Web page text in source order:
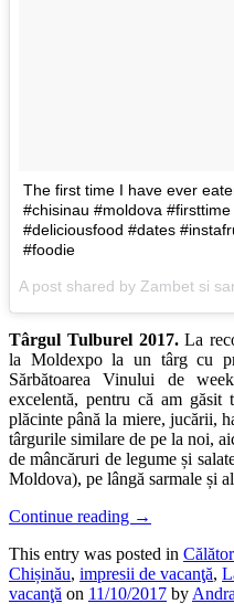
The first time I have ever
#chisinau #moldova
#deliciousfood #dates
#foodie
Târgul Tulburel 2017.La
la Moldexpo la un târg cu
Sărbătoarea Vinului de
excelentă, pentru că am
plăcinte până la miere, jucării,
târgurile similare de pe la noi,
de mâncăruri de legume și
Moldova), pe lângă sarmale și
Continue reading →
This entry was posted in
Chișinău, impresii de vacanţă,
vacanţă on 11/10/2017 by